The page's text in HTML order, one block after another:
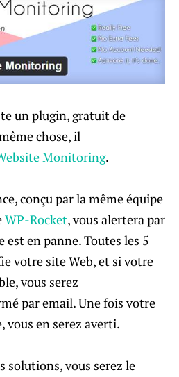
un plugin, gratuit de
chose, il
Monitoring.
conçu par la même équipe
WP-Rocket, vous alertera par
en panne. Toutes les 5
votre site Web, et si votre
vous serez
par email. Une fois votre
vous en serez averti.
solutions, vous serez le